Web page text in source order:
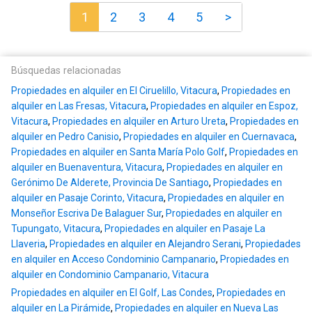
1 2 3 4 5 >
Búsquedas relacionadas
Propiedades en alquiler en El Ciruelillo, Vitacura, Propiedades en
alquiler en Las Fresas, Vitacura, Propiedades en alquiler en Espoz,
Vitacura, Propiedades en alquiler en Arturo Ureta, Propiedades en
alquiler en Pedro Canisio, Propiedades en alquiler en Cuernavaca,
Propiedades en alquiler en Santa María Polo Golf, Propiedades en
alquiler en Buenaventura, Vitacura, Propiedades en alquiler en
Gerónimo De Alderete, Provincia De Santiago, Propiedades en
alquiler en Pasaje Corinto, Vitacura, Propiedades en alquiler en
Monseñor Escriva De Balaguer Sur, Propiedades en alquiler en
Tupungato, Vitacura, Propiedades en alquiler en Pasaje La
Llaveria, Propiedades en alquiler en Alejandro Serani, Propiedades
en alquiler en Acceso Condominio Campanario, Propiedades en
alquiler en Condominio Campanario, Vitacura
Propiedades en alquiler en El Golf, Las Condes, Propiedades en
alquiler en La Pirámide, Propiedades en alquiler en Nueva Las